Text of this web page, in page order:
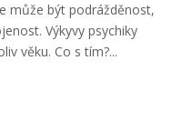
může být podrážděnost,
Výkyvy psychiky
věku. Co s tím?...